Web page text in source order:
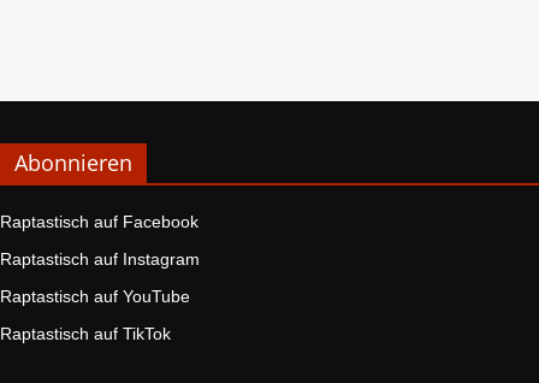
Abonnieren
Raptastisch auf Facebook
Raptastisch auf Instagram
Raptastisch auf YouTube
Raptastisch auf TikTok